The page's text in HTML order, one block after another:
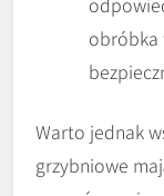
obróbka
Warto jednak
grzybniowe